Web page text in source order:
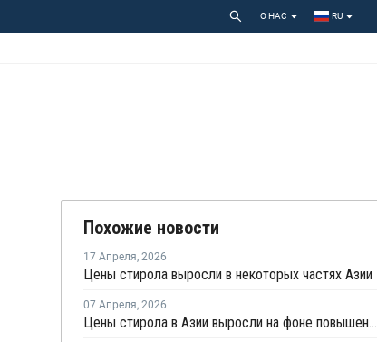
О НАС RU
Похожие новости
17 Апреля, 2026
Цены стирола выросли в некоторых частях Азии
07 Апреля, 2026
Цены стирола в Азии выросли на фоне повышения цен на энергоносители и сырье